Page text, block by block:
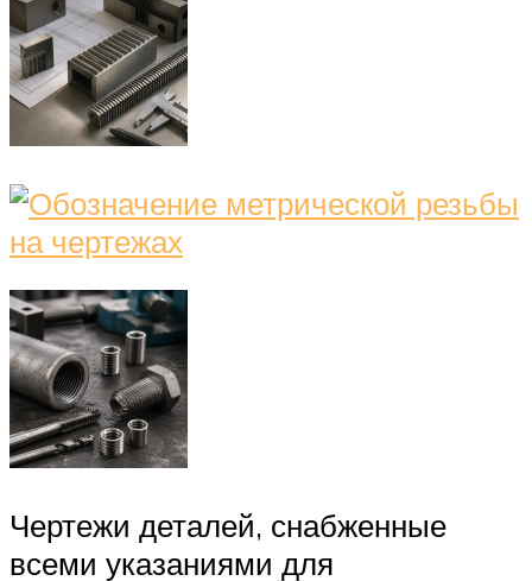
Чертежи деталей, снабженные
всеми указаниями для